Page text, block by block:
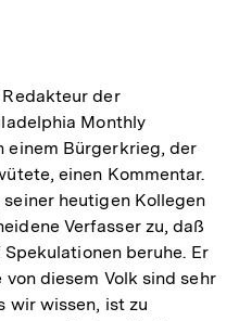
der
Monthly
einem Bürgerkrieg, der
einen Kommentar.
heutigen Kollegen
Verfasser zu, daß
beruhe. Er
diesem Volk sind sehr
wir wissen, ist zu